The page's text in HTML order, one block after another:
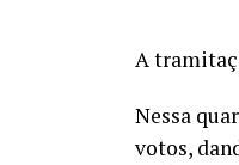
A
Nessa
votos,